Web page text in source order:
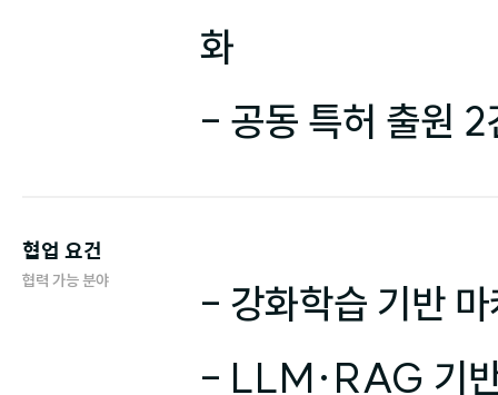
화
- 공동 특허 출원
협업 요건
협력 가능 분야
- 강화학습 기반
- LLM·RAG 기반